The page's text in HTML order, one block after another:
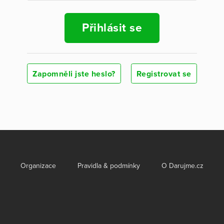
Přihlásit se
Zapomněli jste heslo? Registrovat se
Organizace Pravidla & podmínky O Darujme.cz